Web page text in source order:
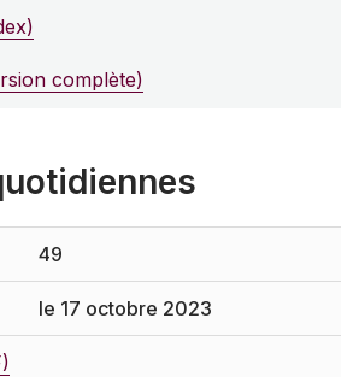
complète)
49
le 17 octobre 2023